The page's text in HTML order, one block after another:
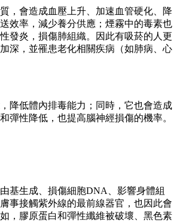
，會造成血壓上升、加速血管硬化、降
效率，減少養分供應；煙霧中的毒素也
發炎，損傷肺組織。因此有吸菸的人更
深，並罹患老化相關疾病（如肺病、心
降低體內排毒能力；同時，它也會造成
彈性降低，也提高腦神經損傷的機率。
基生成、損傷細胞DNA、影響身體組
事接觸紫外線的最前線器官，也因此會
，膠原蛋白和彈性纖維被破壞、黑色素